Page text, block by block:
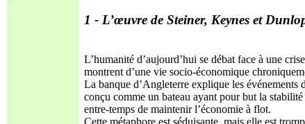
1 - L’œuvre de Steiner, Keynes et
L’humanité d’aujourd’hui se débat face à une
montrent d’une vie socio-économique
La banque d’Angleterre explique les événements
conçu comme un bateau ayant pour but la
entre-temps de maintenir l’économie à flot.
Cette métaphore est séduisante, mais elle est